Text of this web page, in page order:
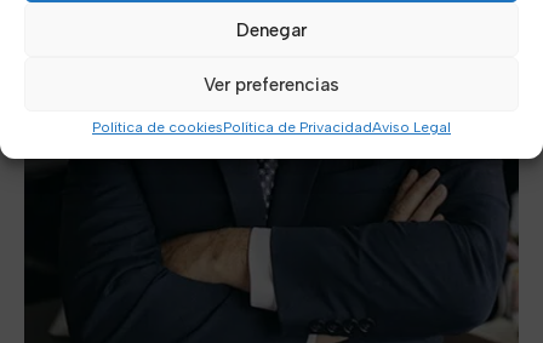
Denegar
Ver preferencias
Política de cookiesPolítica de PrivacidadAviso Legal